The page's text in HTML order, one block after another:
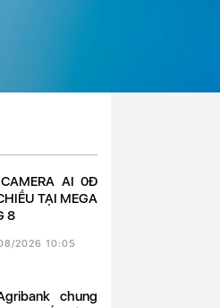
TẠI MEGA
8
2026 10:05